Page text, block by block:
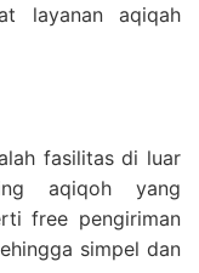
layanan aqiqah
fasilitas di luar
aqiqoh yang
free pengiriman
simpel dan